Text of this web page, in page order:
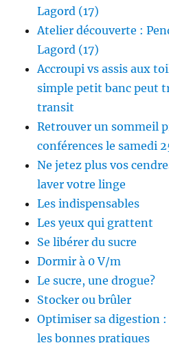
Lagord (17)
Atelier découverte :
Lagord (17)
Accroupi vs assis aux
simple petit banc peut
transit
Retrouver un sommeil
conférences le samedi
Ne jetez plus vos
laver votre linge
Les indispensables
Les yeux qui grattent
Se libérer du sucre
Dormir à 0 V/m
Le sucre, une drogue?
Stocker ou brûler
Optimiser sa digestion
les bonnes pratiques